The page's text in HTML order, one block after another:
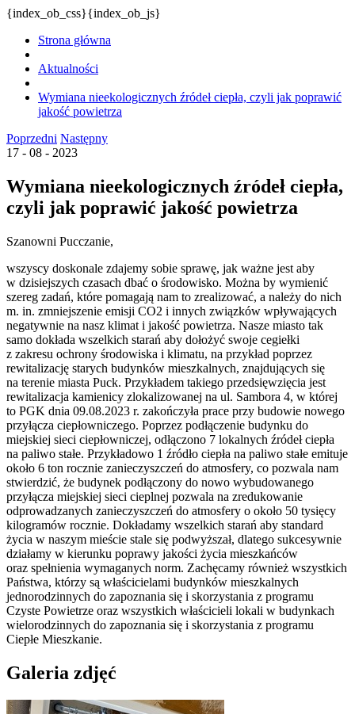
{index_ob_css}{index_ob_js}
Strona główna
Aktualności
Wymiana nieekologicznych źródeł ciepła, czyli jak poprawić
jakość powietrza
Poprzedni Następny
17 - 08 - 2023
Wymiana nieekologicznych źródeł ciepła,
czyli jak poprawić jakość powietrza
Szanowni Pucczanie,
wszyscy doskonale zdajemy sobie sprawę, jak ważne jest aby
w dzisiejszych czasach dbać o środowisko. Można by wymienić
szereg zadań, które pomagają nam to zrealizować, a należy do nich
m. in. zmniejszenie emisji CO2 i innych związków wpływających
negatywnie na nasz klimat i jakość powietrza. Nasze miasto tak
samo dokłada wszelkich starań aby dołożyć swoje cegiełki
z zakresu ochrony środowiska i klimatu, na przykład poprzez
rewitalizację starych budynków mieszkalnych, znajdujących się
na terenie miasta Puck. Przykładem takiego przedsięwzięcia jest
rewitalizacja kamienicy zlokalizowanej na ul. Sambora 4, w której
to PGK dnia 09.08.2023 r. zakończyła prace przy budowie nowego
przyłącza ciepłowniczego. Poprzez podłączenie budynku do
miejskiej sieci ciepłowniczej, odłączono 7 lokalnych źródeł ciepła
na paliwo stałe. Przykładowo 1 źródło ciepła na paliwo stałe emituje
około 6 ton rocznie zanieczyszczeń do atmosfery, co pozwala nam
stwierdzić, że budynek podłączony do nowo wybudowanego
przyłącza miejskiej sieci cieplnej pozwala na zredukowanie
odprowadzanych zanieczyszczeń do atmosfery o około 50 tysięcy
kilogramów rocznie. Dokładamy wszelkich starań aby standard
życia w naszym mieście stale się podwyższał, dlatego sukcesywnie
działamy w kierunku poprawy jakości życia mieszkańców
oraz spełnienia wymaganych norm. Zachęcamy również wszystkich
Państwa, którzy są właścicielami budynków mieszkalnych
jednorodzinnych do zapoznania się i skorzystania z programu
Czyste Powietrze oraz wszystkich właścicieli lokali w budynkach
wielorodzinnych do zapoznania się i skorzystania z programu
Ciepłe Mieszkanie.
Galeria zdjęć